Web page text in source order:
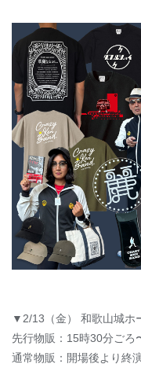
▼2/13（金） 和歌山城ホ
先行物販：15時30分ごろ
通常物販：開場後より終